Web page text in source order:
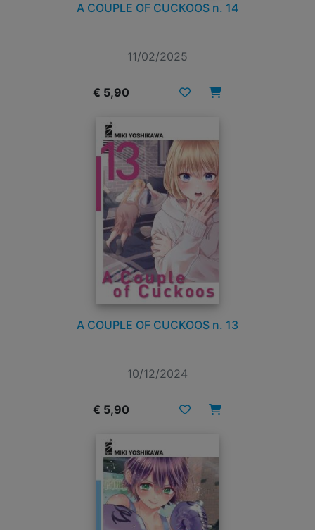
A COUPLE OF CUCKOOS n. 14
11/02/2025
€ 5,90
A COUPLE OF CUCKOOS n. 13
10/12/2024
€ 5,90